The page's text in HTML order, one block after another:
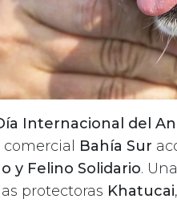
Internacional del
comercial Bahía Sur
y Felino Solidario.
protectoras Khatucai,